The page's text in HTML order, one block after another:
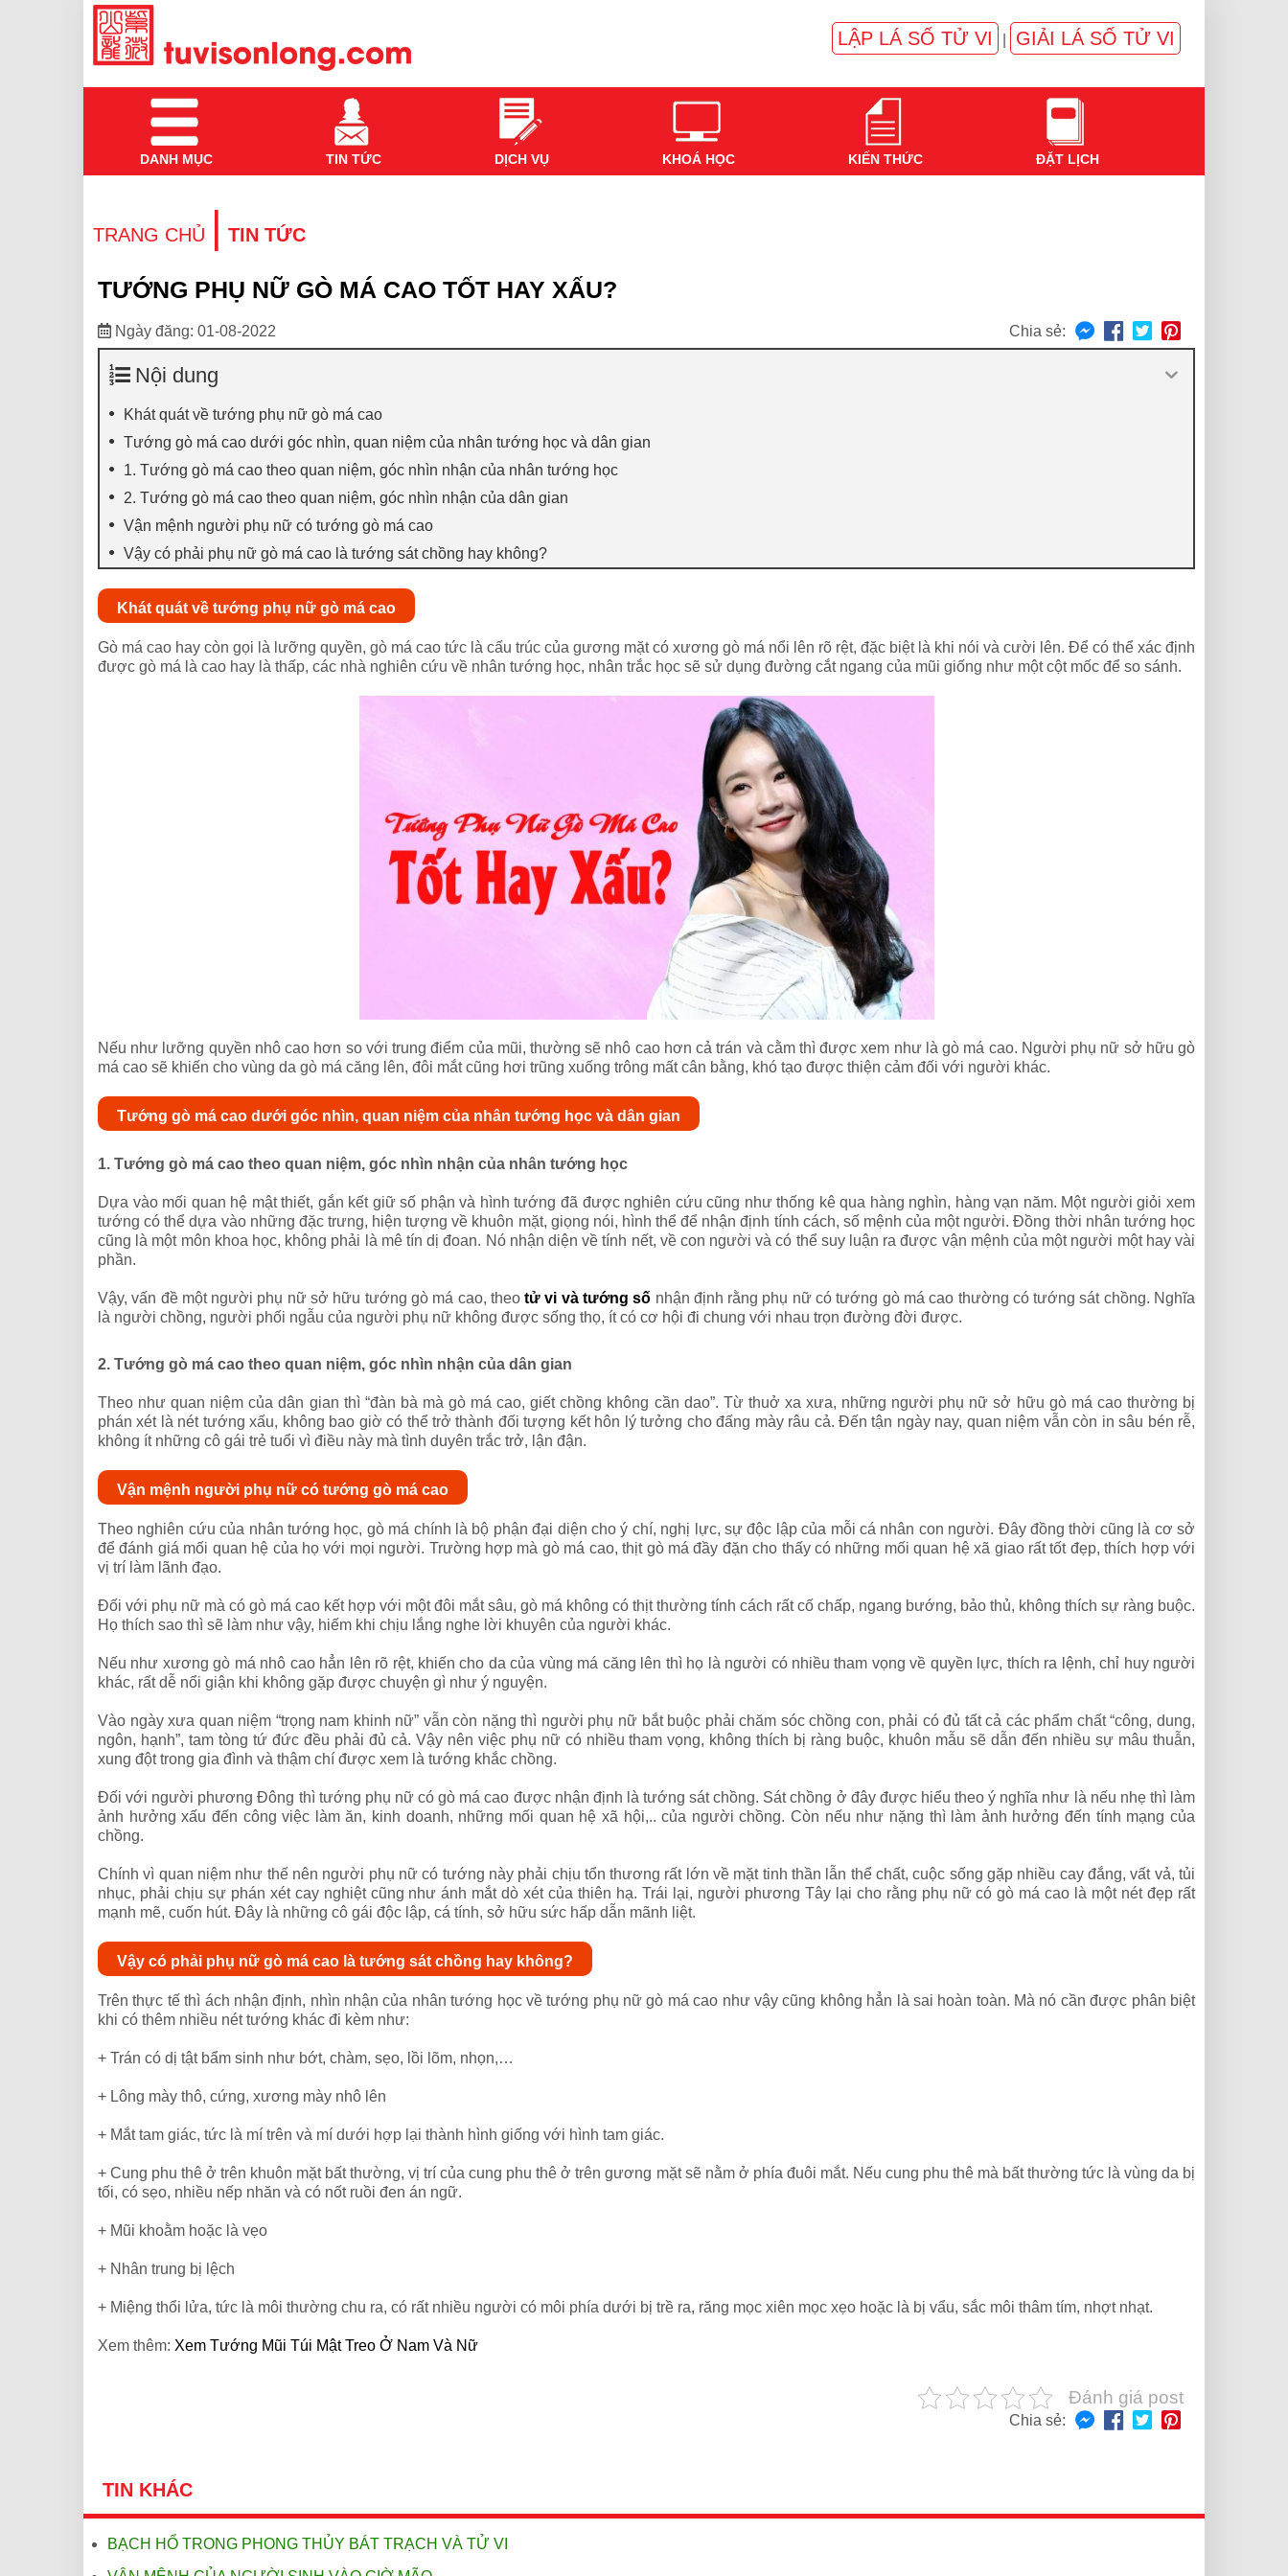
LẬP LÁ SỐ TỬ VI GIẢI LÁ SỐ TỬ VI
DANH MỤC TIN TỨC DỊCH VỤ KHOÁ HỌC KIẾN THỨC ĐẶT LỊCH
TRANG CHỦ | TIN TỨC
TƯỚNG PHỤ NỮ GÒ MÁ CAO TỐT HAY XẤU?
Ngày đăng: 01-08-2022 Chia sẻ:
Nội dung
Khát quát về tướng phụ nữ gò má cao
Tướng gò má cao dưới góc nhìn, quan niệm của nhân tướng học và dân gian
1. Tướng gò má cao theo quan niệm, góc nhìn nhận của nhân tướng học
2. Tướng gò má cao theo quan niệm, góc nhìn nhận của dân gian
Vận mệnh người phụ nữ có tướng gò má cao
Vậy có phải phụ nữ gò má cao là tướng sát chồng hay không?
Khát quát về tướng phụ nữ gò má cao
Gò má cao hay còn gọi là lưỡng quyền, gò má cao tức là cấu trúc của gương mặt có xương gò má nổi lên rõ rệt, đặc biệt là khi nói và cười lên. Để có thể xác định
được gò má là cao hay là thấp, các nhà nghiên cứu về nhân tướng học, nhân trắc học sẽ sử dụng đường cắt ngang của mũi giống như một cột mốc để so sánh.
Nếu như lưỡng quyền nhô cao hơn so với trung điểm của mũi, thường sẽ nhô cao hơn cả trán và cằm thì được xem như là gò má cao. Người phụ nữ sở hữu gò
má cao sẽ khiến cho vùng da gò má căng lên, đôi mắt cũng hơi trũng xuống trông mất cân bằng, khó tạo được thiện cảm đối với người khác.
Tướng gò má cao dưới góc nhìn, quan niệm của nhân tướng học và dân gian
1. Tướng gò má cao theo quan niệm, góc nhìn nhận của nhân tướng học
Dựa vào mối quan hệ mật thiết, gắn kết giữ số phận và hình tướng đã được nghiên cứu cũng như thống kê qua hàng nghìn, hàng vạn năm. Một người giỏi xem
tướng có thể dựa vào những đặc trưng, hiện tượng về khuôn mặt, giọng nói, hình thể để nhận định tính cách, số mệnh của một người. Đồng thời nhân tướng học
cũng là một môn khoa học, không phải là mê tín dị đoan. Nó nhận diện về tính nết, về con người và có thể suy luận ra được vận mệnh của một người một hay vài
phần.
Vậy, vấn đề một người phụ nữ sở hữu tướng gò má cao, theotử vi và tướng số nhận định rằng phụ nữ có tướng gò má cao thường có tướng sát chồng. Nghĩa
là người chồng, người phối ngẫu của người phụ nữ không được sống thọ, ít có cơ hội đi chung với nhau trọn đường đời được.
2. Tướng gò má cao theo quan niệm, góc nhìn nhận của dân gian
Theo như quan niệm của dân gian thì “đàn bà mà gò má cao, giết chồng không cần dao”. Từ thuở xa xưa, những người phụ nữ sở hữu gò má cao thường bị
phán xét là nét tướng xấu, không bao giờ có thể trở thành đối tượng kết hôn lý tưởng cho đấng mày râu cả. Đến tận ngày nay, quan niệm vẫn còn in sâu bén rễ,
không ít những cô gái trẻ tuổi vì điều này mà tình duyên trắc trở, lận đận.
Vận mệnh người phụ nữ có tướng gò má cao
Theo nghiên cứu của nhân tướng học, gò má chính là bộ phận đại diện cho ý chí, nghị lực, sự độc lập của mỗi cá nhân con người. Đây đồng thời cũng là cơ sở
để đánh giá mối quan hệ của họ với mọi người. Trường hợp mà gò má cao, thịt gò má đầy đặn cho thấy có những mối quan hệ xã giao rất tốt đẹp, thích hợp với
vị trí làm lãnh đạo.
Đối với phụ nữ mà có gò má cao kết hợp với một đôi mắt sâu, gò má không có thịt thường tính cách rất cố chấp, ngang bướng, bảo thủ, không thích sự ràng buộc.
Họ thích sao thì sẽ làm như vậy, hiếm khi chịu lắng nghe lời khuyên của người khác.
Nếu như xương gò má nhô cao hẳn lên rõ rệt, khiến cho da của vùng má căng lên thì họ là người có nhiều tham vọng về quyền lực, thích ra lệnh, chỉ huy người
khác, rất dễ nổi giận khi không gặp được chuyện gì như ý nguyện.
Vào ngày xưa quan niệm “trọng nam khinh nữ” vẫn còn nặng thì người phụ nữ bắt buộc phải chăm sóc chồng con, phải có đủ tất cả các phẩm chất “công, dung,
ngôn, hạnh”, tam tòng tứ đức đều phải đủ cả. Vậy nên việc phụ nữ có nhiều tham vọng, không thích bị ràng buộc, khuôn mẫu sẽ dẫn đến nhiều sự mâu thuẫn,
xung đột trong gia đình và thậm chí được xem là tướng khắc chồng.
Đối với người phương Đông thì tướng phụ nữ có gò má cao được nhận định là tướng sát chồng. Sát chồng ở đây được hiểu theo ý nghĩa như là nếu nhẹ thì làm
ảnh hưởng xấu đến công việc làm ăn, kinh doanh, những mối quan hệ xã hội,.. của người chồng. Còn nếu như nặng thì làm ảnh hưởng đến tính mạng của
chồng.
Chính vì quan niệm như thế nên người phụ nữ có tướng này phải chịu tổn thương rất lớn về mặt tinh thần lẫn thể chất, cuộc sống gặp nhiều cay đắng, vất vả, tủi
nhục, phải chịu sự phán xét cay nghiệt cũng như ánh mắt dò xét của thiên hạ. Trái lại, người phương Tây lại cho rằng phụ nữ có gò má cao là một nét đẹp rất
mạnh mẽ, cuốn hút. Đây là những cô gái độc lập, cá tính, sở hữu sức hấp dẫn mãnh liệt.
Vậy có phải phụ nữ gò má cao là tướng sát chồng hay không?
Trên thực tế thì ách nhận định, nhìn nhận của nhân tướng học về tướng phụ nữ gò má cao như vậy cũng không hẳn là sai hoàn toàn. Mà nó cần được phân biệt
khi có thêm nhiều nét tướng khác đi kèm như:
+ Trán có dị tật bẩm sinh như bớt, chàm, sẹo, lồi lõm, nhọn,…
+ Lông mày thô, cứng, xương mày nhô lên
+ Mắt tam giác, tức là mí trên và mí dưới hợp lại thành hình giống với hình tam giác.
+ Cung phu thê ở trên khuôn mặt bất thường, vị trí của cung phu thê ở trên gương mặt sẽ nằm ở phía đuôi mắt. Nếu cung phu thê mà bất thường tức là vùng da bị
tối, có sẹo, nhiều nếp nhăn và có nốt ruồi đen án ngữ.
+ Mũi khoằm hoặc là vẹo
+ Nhân trung bị lệch
+ Miệng thổi lửa, tức là môi thường chu ra, có rất nhiều người có môi phía dưới bị trề ra, răng mọc xiên mọc xẹo hoặc là bị vẩu, sắc môi thâm tím, nhợt nhạt.
Xem thêm: Xem Tướng Mũi Túi Mật Treo Ở Nam Và Nữ
Đánh giá post
Chia sẻ:
TIN KHÁC
BẠCH HỔ TRONG PHONG THỦY BÁT TRẠCH VÀ TỬ VI